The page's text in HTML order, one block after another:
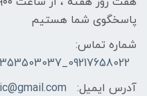
پاسخگوی شما هستیم
شماره تماس:
09217658022_09353503037 _02166836216
آدرس ایمیل: